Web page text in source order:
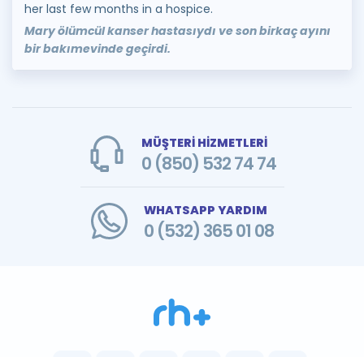
her last few months in a hospice.
Mary ölümcül kanser hastasıydı ve son birkaç ayını
bir bakımevinde geçirdi.
MÜŞTERİ HİZMETLERİ
0 (850) 532 74 74
WHATSAPP YARDIM
0 (532) 365 01 08